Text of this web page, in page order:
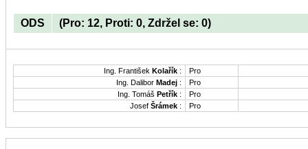
ODS (Pro: 12, Proti: 0, Zdržel se: 0)
Ing. František Kolařík :
Pro
Ing. Dalibor Madej :
Pro
Ing. Tomáš Petřík :
Pro
Josef Šrámek : Pro